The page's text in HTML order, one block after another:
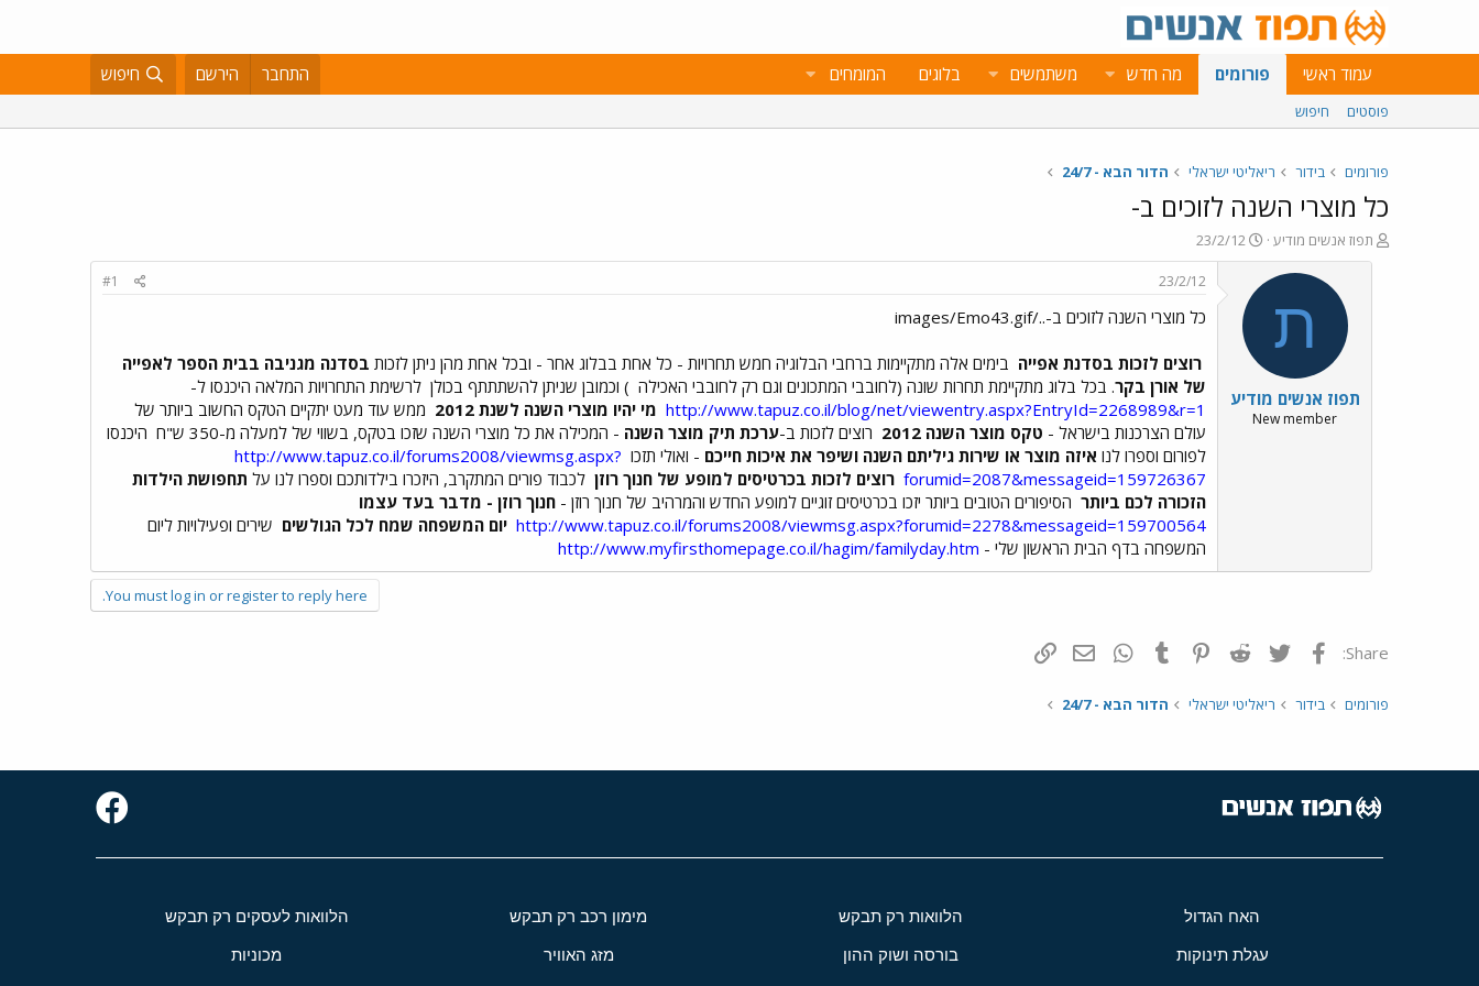
עמוד ראשי פורומים מה חדש משתמשים בלוגים המומחים התחבר הירשם חיפוש
פוסטים חיפוש
פורומים בידור ריאליטי ישראלי הדור הבא - 24/7
כל מוצרי השנה לזוכים ב-
פ
ו
תפוז אנשים מודיע
פ
ו
ם
ב
ר
23/2/12
ת
תפוז אנשים מודיע
New member
23/2/12
#1
כל מוצרי השנה לזוכים ב-../images/Emo43.gif
רוצים לזכות בסדנת אפייה בימים אלה מתקיימות ברחבי הבלוגיה חמש תחרויות - כל אחת בבלוג אחר - ובכל אחת מהן ניתן לזכות בסדנה מגניבה בבית הספר לאפייה
של אורן בקר. בכל בלוג מתקיימת תחרות שונה (לחובבי המתכונים וגם רק לחובבי האכילה ) וכמובן שניתן להשתתתף בכולן לרשימת התחרויות המלאה היכנסו ל-
http://www.tapuz.co.il/blog/net/viewentry.aspx?EntryId=2268989&r=1 מי יהיו מוצרי השנה לשנת 2012
ממש עוד מעט יתקיים הטקס החשוב ביותר של
עולם הצרכנות בישראל - טקס מוצר השנה 2012 רוצים לזכות ב-ערכת תיק מוצר השנה - המכילה את כל מוצרי השנה שזכו בטקס, בשווי של למעלה מ-350 ש"ח
היכנסו
לפורום וספרו לנו איזה מוצר או שירות גיליתם השנה ושיפר את איכות חייכם - ואולי תזכו http://www.tapuz.co.il/forums2008/viewmsg.aspx?
forumid=2087&messageid=159726367 רוצים לזכות בכרטיסים למופע של חנוך רוזן לכבוד פורים המתקרב, היזכרו בילדותכם וספרו לנו על תחפושת הילדות
הזכורה לכם ביותר הסיפורים הטובים ביותר יזכו בכרטיסים זוגיים למופע החדש והמרהיב של חנוך רוזן - חנוך רוזן - מדבר בעד עצמו
http://www.tapuz.co.il/forums2008/viewmsg.aspx?forumid=2278&messageid=159700564 יום המשפחה שמח לכל הגולשים שירים ופעילויות ליום
המשפחה בדף הבית הראשון שלי - http://www.myfirsthomepage.co.il/hagim/familyday.htm
You must log in or register to reply here.
Share: פייסבוק Twitter
Reddit
Pinterest
Tumblr
WhatsAppדואר אלקטרוני
פורומים בידור ריאליטי ישראלי הדור הבא - 24/7
האח הגדול הלוואות רק תבקש מימון רכב רק תבקש הלוואות לעסקים רק תבקש
עגלת תינוקות בורסה ושוק ההון מזג האוויר מכוניות